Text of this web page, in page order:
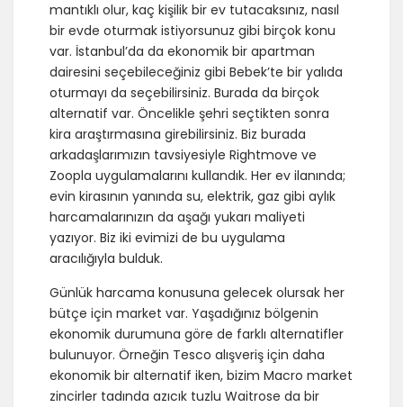
mantıklı olur, kaç kişilik bir ev tutacaksınız, nasıl
bir evde oturmak istiyorsunuz gibi birçok konu
var. İstanbul’da da ekonomik bir apartman
dairesini seçebileceğiniz gibi Bebek’te bir yalıda
oturmayı da seçebilirsiniz. Burada da birçok
alternatif var. Öncelikle şehri seçtikten sonra
kira araştırmasına girebilirsiniz. Biz burada
arkadaşlarımızın tavsiyesiyle Rightmove ve
Zoopla uygulamalarını kullandık. Her ev ilanında;
evin kirasının yanında su, elektrik, gaz gibi aylık
harcamalarınızın da aşağı yukarı maliyeti
yazıyor. Biz iki evimizi de bu uygulama
aracılığıyla bulduk.
Günlük harcama konusuna gelecek olursak her
bütçe için market var. Yaşadığınız bölgenin
ekonomik durumuna göre de farklı alternatifler
bulunuyor. Örneğin Tesco alışveriş için daha
ekonomik bir alternatif iken, bizim Macro market
zincirler tadında azıcık tuzlu Waitrose da bir